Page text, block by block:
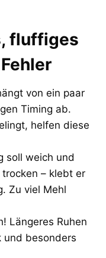
fluffiges
von ein paar
Timing ab.
helfen diese
soll weich und
– klebt er
Zu viel Mehl
Längeres Ruhen
und besonders